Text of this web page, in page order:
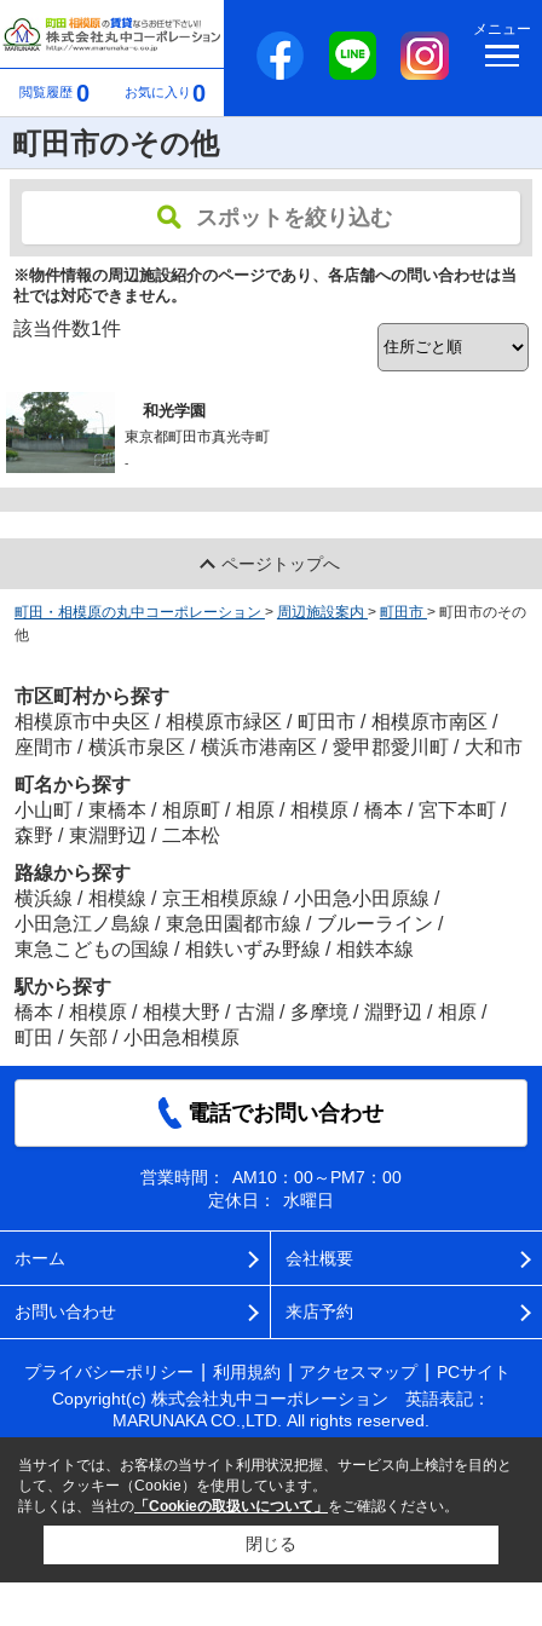
閲覧履歴 0 お気に入り 0
メニュー
町田市のその他
スポットを絞り込む
※物件情報の周辺施設紹介のページであり、各店舗への問い合わせは当
社では対応できません。
該当件数1件
和光学園
東京都町田市真光寺町
-
ページトップへ
町田・相模原の丸中コーポレーション > 周辺施設案内 > 町田市 > 町田市のその
他
市区町村から探す
相模原市中央区 / 相模原市緑区 / 町田市 / 相模原市南区 /
座間市 / 横浜市泉区 / 横浜市港南区 / 愛甲郡愛川町 / 大和市
町名から探す
小山町 / 東橋本 / 相原町 / 相原 / 相模原 / 橋本 / 宮下本町 /
森野 / 東淵野辺 / 二本松
路線から探す
横浜線 / 相模線 / 京王相模原線 / 小田急小田原線 /
小田急江ノ島線 / 東急田園都市線 / ブルーライン /
東急こどもの国線 / 相鉄いずみ野線 / 相鉄本線
駅から探す
橋本 / 相模原 / 相模大野 / 古淵 / 多摩境 / 淵野辺 / 相原 /
町田 / 矢部 / 小田急相模原
電話でお問い合わせ
営業時間：
AM10：00～PM7：00
定休日：
水曜日
ホーム 会社概要
お問い合わせ 来店予約
プライバシーポリシー 利用規約 アクセスマップ
PCサイト
Copyright(c) 株式会社丸中コーポレーション 英語表記：
MARUNAKA CO.,LTD. All rights reserved.
当サイトでは、お客様の当サイト利用状況把握、サービス向上検討を目的と
して、クッキー（Cookie）を使用しています。
詳しくは、当社の 「Cookieの取扱いについて」 をご確認ください。
閉じる